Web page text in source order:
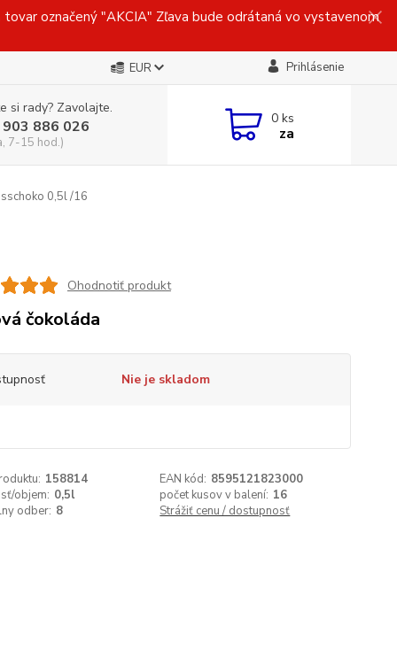
označený "AKCIA" Zľava bude odrátaná vo vystavenom
EUR Prihlásenie
si rady? Zavolajte.
886 026
7-15 hod.)
0 ks
za
0,5l /16
Ohodnotiť produkt
čokoláda
Nie je skladom
158814 EAN kód: 8595121823000
objem: 0,5l počet kusov v balení: 16
odber: 8 Strážiť cenu / dostupnosť